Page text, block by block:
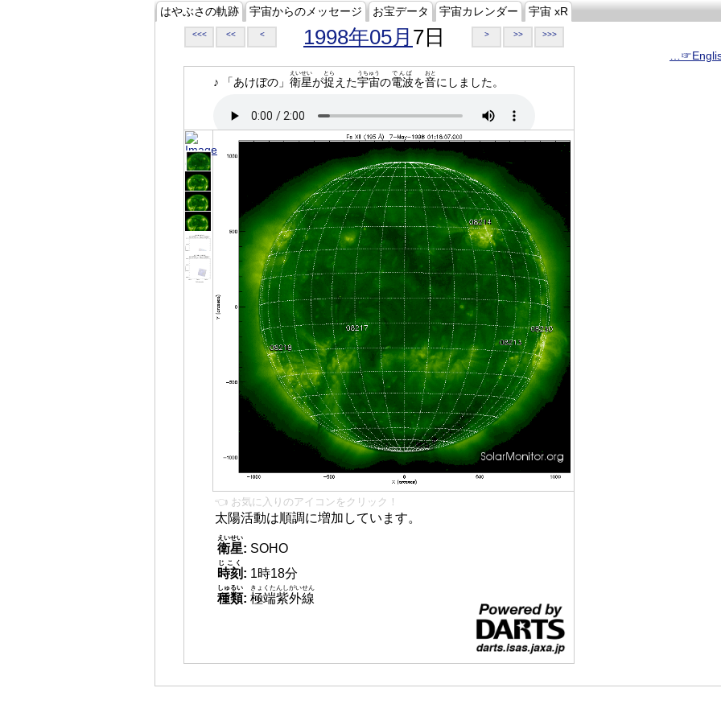
はやぶさの軌跡 宇宙からのメッセージ お宝データ 宇宙カレンダー 宇宙 xR
<<< << < 1998年05月 7日 > >> >>>
♪ 「あけぼの」 衛星
えいせい
が捉
とら
えた宇宙
うちゅう
の電波
でんぱ
を音
おと
にしました。
👈 お気に入りのアイコンをクリック！
太陽活動は順調に増加しています。
衛星
えいせい
: SOHO
時刻
じこく
: 1時18分
種類
しゅるい
: 極端紫外線
きょくたんしがいせん